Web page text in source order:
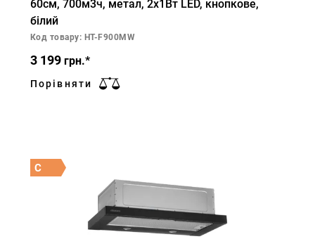
60см, 700м3ч, метал, 2х1Вт LED, кнопкове,
білий
Код товару: HT-F900MW
3 199 грн.*
Порівняти
C